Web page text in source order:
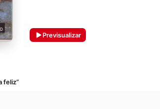
Previsualizar
feliz”